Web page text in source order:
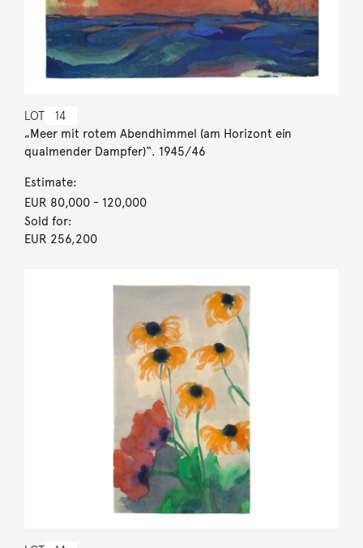
LOT 14
„Meer mit rotem Abendhimmel (am Horizont ein
qualmender Dampfer)“. 1945/46
Estimate:
EUR 80,000- 120,000
Sold for:
EUR 256,200